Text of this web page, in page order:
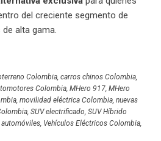
del creciente segmento de
alta gama.
Colombia carros chinos Colombia
Colombia MHero 917 MHero
movilidad eléctrica Colombia nuevas
SUV electrificado SUV Híbrido
Vehículos Eléctricos Colombia